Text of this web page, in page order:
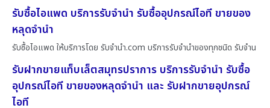
รับซื้อไอแพด บริการรับจำนำ รับซื้ออุปกรณ์ไอที ขายของ
หลุดจำนำ
รับซื้อไอแพด ให้บริการโดย รับจํานํา.com บริการรับจำนำของทุกชนิด รับจำน
รับฝากขายแท็บเล็ตสมุทรปราการ บริการรับจำนำ รับซื้อ
อุปกรณ์ไอที ขายของหลุดจำนำ และ รับฝากขายอุปกรณ์
ไอที